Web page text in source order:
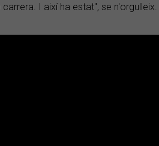
I així ha estat", se n'orgulleix.